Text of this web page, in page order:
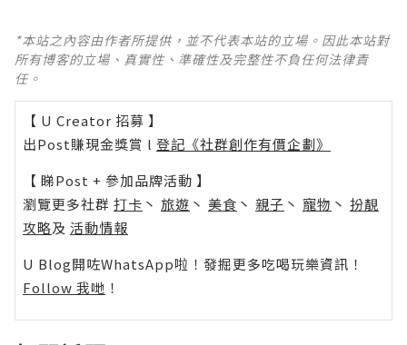
*本站之內容由作者所提供，並不代表本站的立場。因此本站對
所有博客的立場、真實性、準確性及完整性不負任何法律責
任。
【 U Creator 招募 】
出Post賺現金獎賞 l 登記《社群創作有價企劃》
【 睇Post + 參加品牌活動 】
瀏覽更多社群 打卡 丶 旅遊 丶 美食 丶 親子 丶 寵物 丶 扮靚
攻略及 活動情報
U Blog開咗WhatsApp啦！發掘更多吃喝玩樂資訊！
Follow 我哋 ！